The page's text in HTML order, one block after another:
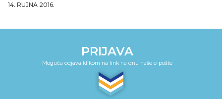
14. RUJNA 2016.
PRIJAVA
Moguća odjava klikom na link na dnu naše e-pošte